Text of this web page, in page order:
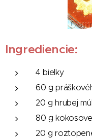
Ingrediencie:
4 bielky
60 g
20 g hrubej
80 g
20 g